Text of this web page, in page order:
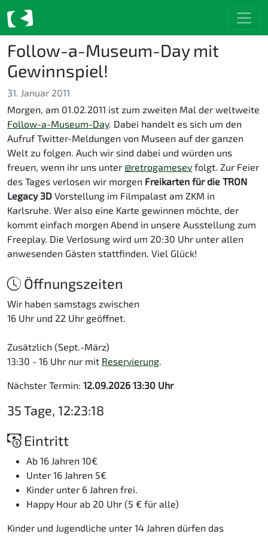
Follow-a-Museum-Day mit
Gewinnspiel!
31. Januar 2011
Morgen, am 01.02.2011 ist zum zweiten Mal der weltweite
Follow-a-Museum-Day. Dabei handelt es sich um den
Aufruf Twitter-Meldungen von Museen auf der ganzen
Welt zu folgen. Auch wir sind dabei und würden uns
freuen, wenn ihr uns unter @retrogamesev folgt. Zur Feier
des Tages verlosen wir morgen Freikarten für die TRON
Legacy 3D Vorstellung im Filmpalast am ZKM in
Karlsruhe. Wer also eine Karte gewinnen möchte, der
kommt einfach morgen Abend in unsere Ausstellung zum
Freeplay. Die Verlosung wird um 20:30 Uhr unter allen
anwesenden Gästen stattfinden. Viel Glück!
Öffnungszeiten
Wir haben samstags zwischen
16 Uhr und 22 Uhr geöffnet.
Zusätzlich (Sept.-März)
13:30 - 16 Uhr nur mit Reservierung.
Nächster Termin: 12.09.2026 13:30 Uhr
35 Tage, 12:23:18
Eintritt
Ab 16 Jahren 10€
Unter 16 Jahren 5€
Kinder unter 6 Jahren frei.
Happy Hour ab 20 Uhr (5 € für alle)
Kinder und Jugendliche unter 14 Jahren dürfen das